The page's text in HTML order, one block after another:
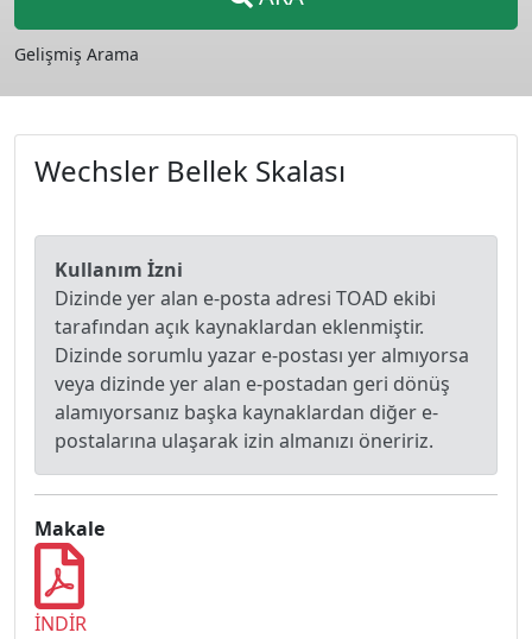
Gelişmiş Arama
Wechsler Bellek Skalası
Kullanım İzni
Dizinde yer alan e-posta adresi TOAD ekibi
tarafından açık kaynaklardan eklenmiştir.
Dizinde sorumlu yazar e-postası yer almıyorsa
veya dizinde yer alan e-postadan geri dönüş
alamıyorsanız başka kaynaklardan diğer e-
postalarına ulaşarak izin almanızı öneririz.
Makale
İNDİR